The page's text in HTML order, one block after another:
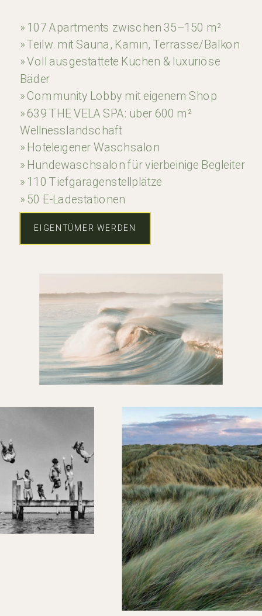
» 107 Apartments zwischen 35–150 m²
» Teilw. mit Sauna, Kamin, Terrasse/Balkon
» Voll ausgestattete Küchen & luxuriöse
Bäder
» Community Lobby mit eigenem Shop
» 639 THE VELA SPA: über 600 m²
Wellnesslandschaft
» Hoteleigener Waschsalon
» Hundewaschsalon für vierbeinige Begleiter
» 110 Tiefgaragenstellplätze
» 50 E-Ladestationen
EIGENTÜMER WERDEN